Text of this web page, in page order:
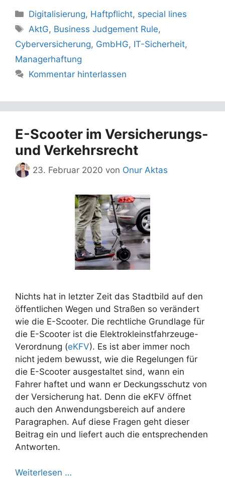
Kategorien
Digitalisierung, Haftpflicht, special lines
Schlagwörter
AktG, Business Judgement Rule,
Cyberversicherung, GmbHG, IT-Sicherheit,
Managerhaftung
Kommentar hinterlassen
E-Scooter im Versicherungs-
und Verkehrsrecht
23. Februar 2020 von Onur Aktas
Nichts hat in letzter Zeit das Stadtbild auf den
öffentlichen Wegen und Straßen so verändert
wie die E-Scooter. Die rechtliche Grundlage für
die E-Scooter ist die Elektrokleinstfahrzeuge-
Verordnung (eKFV). Es ist aber immer noch
nicht jedem bewusst, wie die Regelungen für
die E-Scooter ausgestaltet sind, wann ein
Fahrer haftet und wann er Deckungsschutz von
der Versicherung hat. Denn die eKFV öffnet
auch den Anwendungsbereich auf andere
Paragraphen. Auf diese Fragen geht dieser
Beitrag ein und liefert auch die entsprechenden
Antworten.
Weiterlesen …